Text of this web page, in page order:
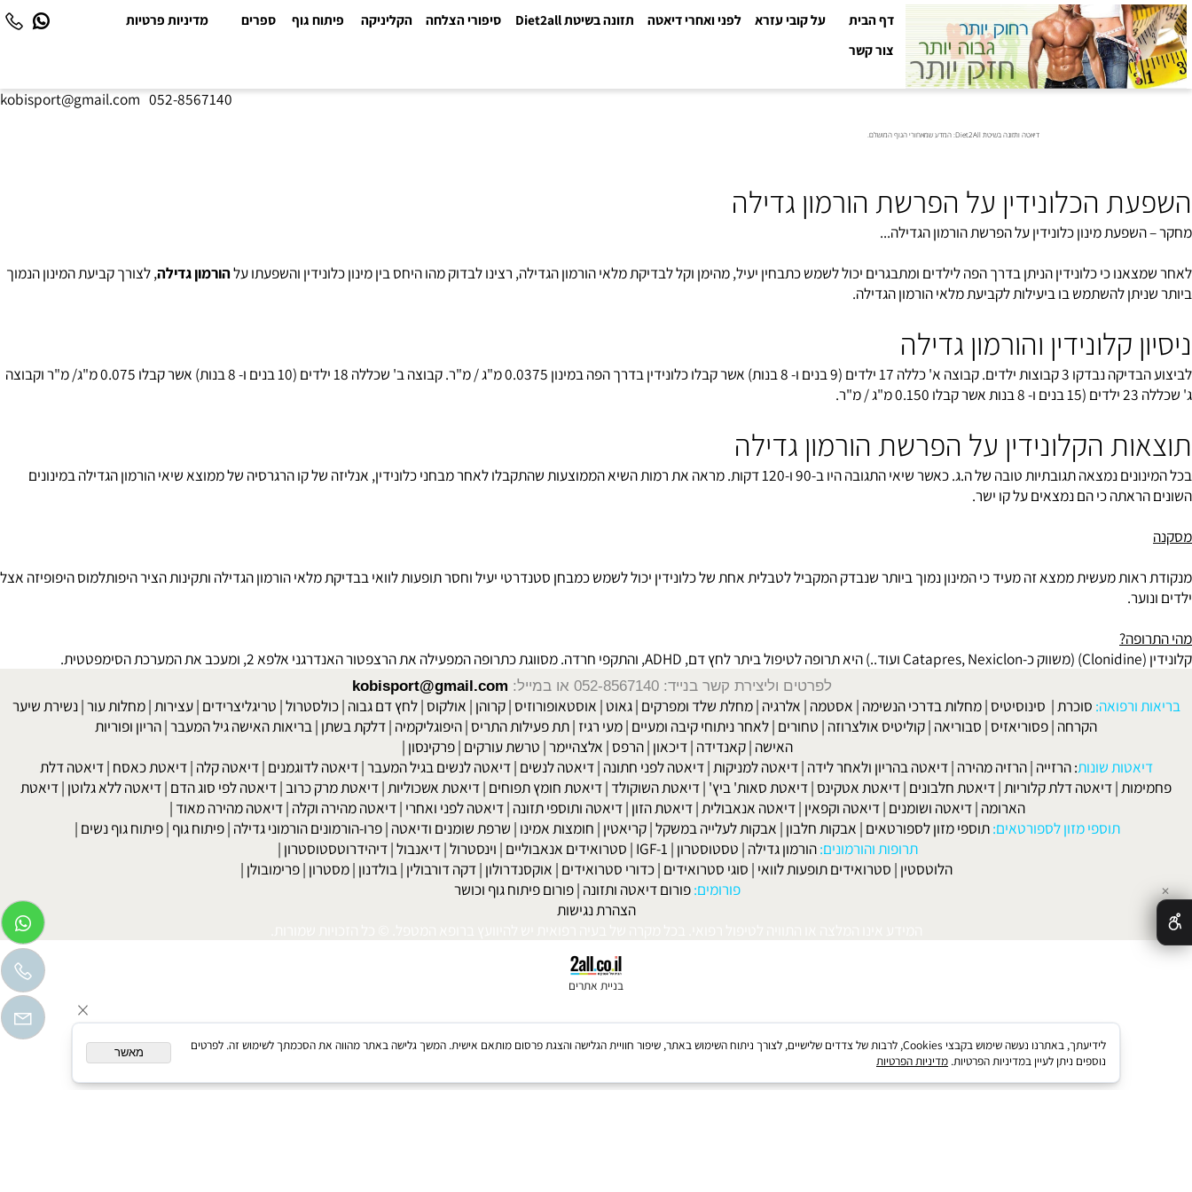
דף הבית על קובי עזרא לפני ואחרי דיאטה תזונה בשיטת Diet2all סיפורי הצלחה הקליניקה פיתוח גוף ספרים מדיניות פרטיות
צור קשר
kobisport@gmail.com |052-8567140
דיאטה ותזונה בשיטת Diet2All: המדע שמאחורי הגוף המושלם.
הכלונידין על הפרשת הורמון גדילה
מינון כלונידין על הפרשת הורמון הגדילה...
כי כלונידין הניתן בדרך הפה לילדים ומתבגרים יכול לשמש כתבחין יעיל, מהימן וקל לבדיקת מלאי הורמון הגדילה, רצינו לבדוק מהו היחס בין מינון כלונידין והשפעתו עלהורמון גדילה, לצורך קביעת המינון הנמוך
להשתמש בו ביעילות לקביעת מלאי הורמון הגדילה.
קלונידין והורמון גדילה
לביצוע הבדיקה נבדקו 3 קבוצות ילדים. קבוצה א' כללה 17 ילדים (9 בנים ו- 8 בנות) אשר קבלו כלונידין בדרך הפה במינון 0.0375 מ"ג / מ"ר. קבוצה ב' שכללה 18 ילדים (10 בנים ו- 8 בנות) אשר קבלו 0.075 מ"ג/ מ"ר וקבוצה
הקלונידין על הפרשת הורמון גדילה
מעשית ממצא זה מעיד כי המינון נמוך ביותר שנבדק המקביל לטבלית אחת של כלונידין יכול לשמש כמבחן סטנדרטי יעיל וחסר תופעות לוואי בבדיקת מלאי הורמון הגדילה ותקינות הציר היפותלמוס היפופיזה אצל
יתר לחץ דם, ADHD, והתקפי חרדה. מסווגת כתרופה המפעילה את הרצפטור האנדרגני אלפא 2, ומעכב את המערכת הסימפטטית.
לפרטים וליצירת קשר בנייד: 052-8567140 או במייל:kobisport@gmail.com
|סינוסיטיס| מחלות בדרכי הנשימה|אסטמה|אלרגיה |מחלת שלד ומפרקים |גאוט |אוסטאופורוזיס|קרוהן| אולקוס|לחץ דם גבוה|כולסטרול |טריגליצרידים|עצירות|מחלות עור
פסוריאזיס| קוליטיס אולצרוזה טחורים | לאחר ניתוחי קיבה ומעיים| מעי רגיז |תת פעילות התריס|היפוגליקמיה| דלקת בשתן בריאות האישה גיל המעבר
הריון ופוריות
האישה|קאנדידה|דיכאון|הרפס |אלצהיימר|טרשת עורקים| פרקינסון|
שונות: הרזייה|הרזיה מהירה | דיאטה בהריון ולאחר לידה| דיאטה למניקות| דיאטה לפני חתונה| דיאטה לנשים| דיאטה לנשים בגיל המעבר | דיאטה לדוגמנים | דיאטה קלה|דיאטת כאסח |דיאטה דלת
דיאטה דלת קלוריות|דיאטת חלבונים|דיאטת אטקינס|דיאטת סאות' ביץ'|דיאטת השוקולד|דיאטת חומץ תפוחים|דיאטת אשכוליות|דיאטת מרק כרוב|דיאטה לפי סוג הדם|דיאטה ללא גלוטן
הארומה| דיאטה ושומנים |דיאטה וקפאין|דיאטה אנאבולית|דיאטת הזון|דיאטה ותוספי תזונה|דיאטה לפני ואחרי|דיאטה מהירה וקלה|דיאטה מהירה מאוד|
תוספי מזון לספורטאים| אבקות חלבון|אבקות לעלייה במשקל|קריאטין|חומצות אמינו|שרפת שומנים ודיאטה| פרו-הורמונים הורמוני גדילה|
תרופות והורמונים:
טסטוסטרון|
IGF-1
|סטרואידים אנאבוליים|וינסטרול|דיאנבול | דיהידרוטסטוסטרון
כדורי סטרואידים|אוקסנדרולון |דקה דורבולין
המידע אינו המלצה או התוויה לטיפול רפואי. בכל מקרה של בעיה רפואית יש להיוועץ ברופא המטפל. © כל הזכויות שמורות.
בניית אתרים
לידיעתך, באתרנו נעשה שימוש בקבצי Cookies, לרבות של צדדים שלישיים, לצורך ניתוח השימוש באתר, שיפור חוויית הגלישה והצגת פרסום מותאם אישית. המשך גלישה באתר מהווה את הסכמתך לשימוש זה. לפרטים